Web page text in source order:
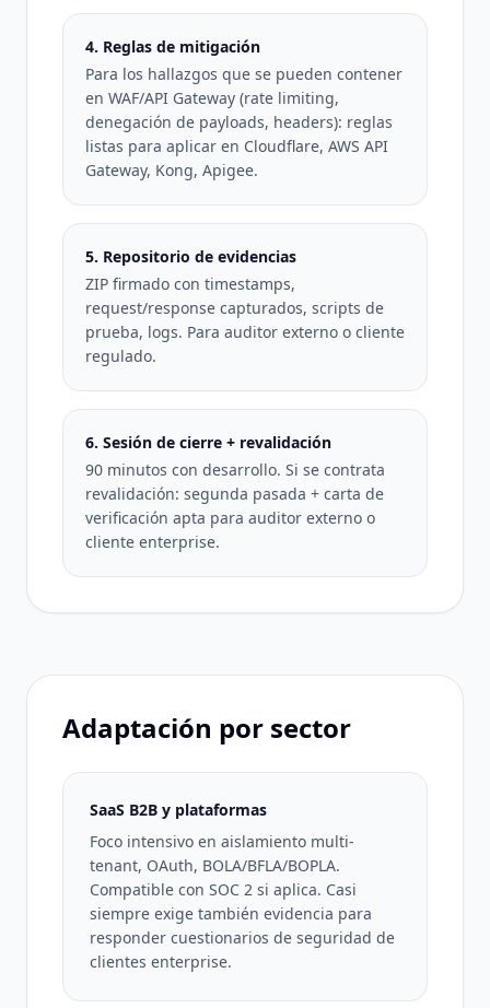
4. Reglas de mitigación
Para los hallazgos que se pueden contener
en WAF/API Gateway (rate limiting,
denegación de payloads, headers): reglas
listas para aplicar en Cloudflare, AWS API
Gateway, Kong, Apigee.
5. Repositorio de evidencias
ZIP firmado con timestamps,
request/response capturados, scripts de
prueba, logs. Para auditor externo o cliente
regulado.
6. Sesión de cierre + revalidación
90 minutos con desarrollo. Si se contrata
revalidación: segunda pasada + carta de
verificación apta para auditor externo o
cliente enterprise.
Adaptación por sector
SaaS B2B y plataformas
Foco intensivo en aislamiento multi-
tenant, OAuth, BOLA/BFLA/BOPLA.
Compatible con SOC 2 si aplica. Casi
siempre exige también evidencia para
responder cuestionarios de seguridad de
clientes enterprise.